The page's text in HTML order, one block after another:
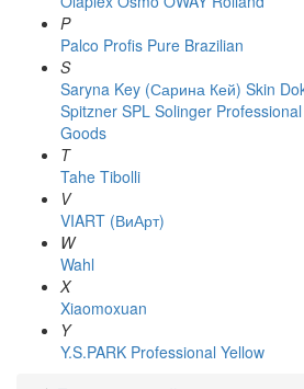
P
Palco Profis Pure Brazilian
S
Saryna Key (Сарина Кей) Skin
Spitzner SPL Solinger
Goods
T
Tahe Tibolli
V
VIART (ВиАрт)
W
Wahl
X
Xiaomoxuan
Y
Y.S.PARK Professional Yellow